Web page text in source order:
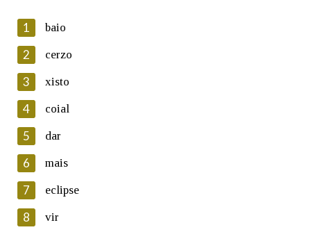
En cumprimento da normativa vixente en materia de
Protección de Datos de Carácter Persoal, a Real Academia
Galega informa a aqueles usuarios que faciliten o seu correo
electrónico, así como calquera outra información de carácter
persoal, que estes datos serán obxecto de tratamento
automatizado de carácter confidencial e incorporados aos seus
ficheiros informáticos. Así mesmo, os usuarios poderán exercer o
seu dereito de acceso, rectificación, oposición e cancelación dos
seus datos poñéndose en contacto connosco.
Lin e acepto as condicións da política de
1 baio
2 cerzo
3 xisto
4 coial
5 dar
6 mais
7 eclipse
8 vir